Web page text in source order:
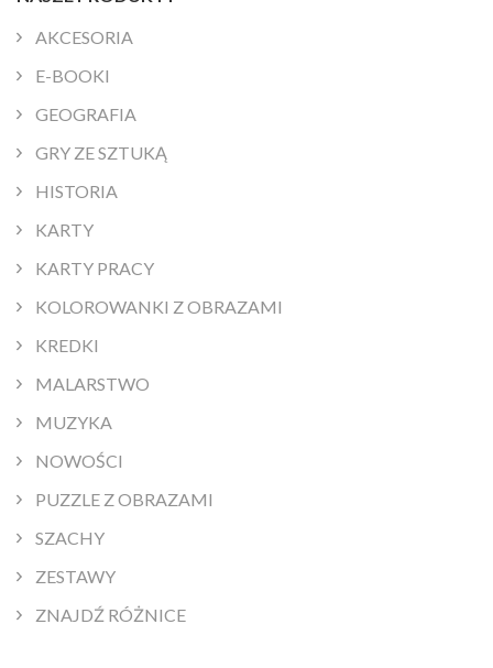
AKCESORIA
E-BOOKI
GEOGRAFIA
GRY ZE SZTUKĄ
HISTORIA
KARTY
KARTY PRACY
KOLOROWANKI Z OBRAZAMI
KREDKI
MALARSTWO
MUZYKA
NOWOŚCI
PUZZLE Z OBRAZAMI
SZACHY
ZESTAWY
ZNAJDŹ RÓŻNICE